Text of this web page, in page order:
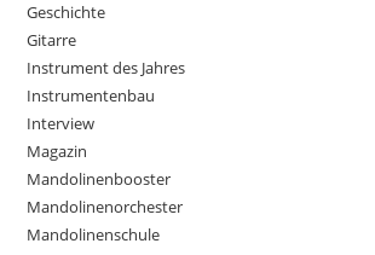
Geschichte
Gitarre
Instrument des Jahres
Instrumentenbau
Interview
Magazin
Mandolinenbooster
Mandolinenorchester
Mandolinenschule